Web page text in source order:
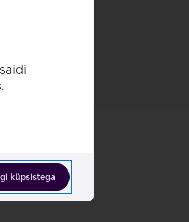
küpsistega
kriimustuste eest.